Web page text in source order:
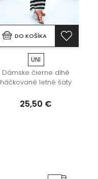
DO KOŠÍKA
UNI
Dámske čierne dlhé
háčkované letné šaty
25,50 €